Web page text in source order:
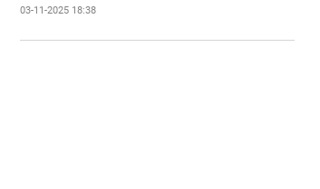
03-11-2025 18:38